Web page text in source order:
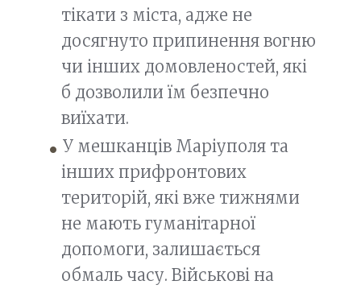
тікати з міста, адже не
досягнуто припинення вогню
чи інших домовленостей, які
б дозволили їм безпечно
виїхати.
У мешканців Маріуполя та
інших прифронтових
територій, які вже тижнями
не мають гуманітарної
допомоги, залишається
обмаль часу. Військові на